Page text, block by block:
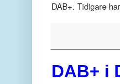
DAB+. Tidigare
DAB+ i